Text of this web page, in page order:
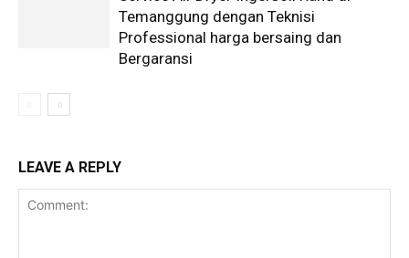
Temanggung dengan Teknisi
Professional harga bersaing dan
Bergaransi
LEAVE A REPLY